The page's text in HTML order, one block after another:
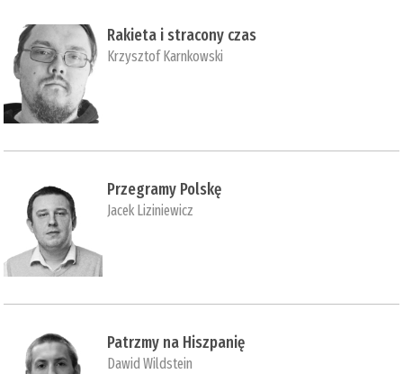
Rakieta i stracony czas
Krzysztof Karnkowski
Przegramy Polskę
Jacek Liziniewicz
Patrzmy na Hiszpanię
Dawid Wildstein